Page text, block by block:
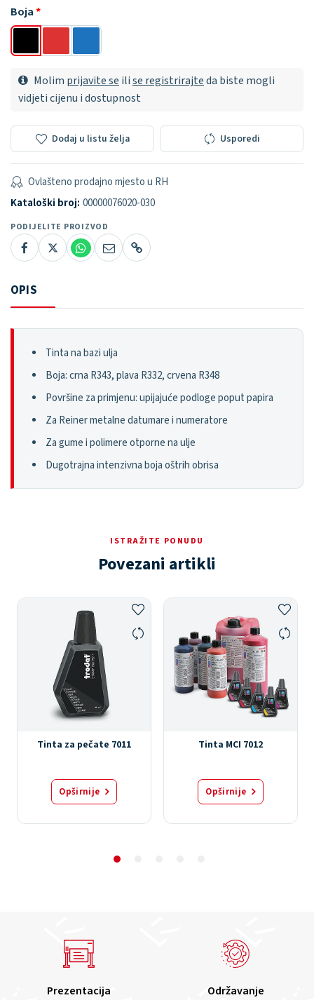
Boja
Molim prijavite se ilise registrirajteda biste mogli
vidjeti cijenu i dostupnost
Dodaj u listu želja Usporedi
Ovlašteno prodajno mjesto u RH
Kataloški broj: 00000076020-030
PODIJELITE PROIZVOD
OPIS
Tinta na bazi ulja
Boja: crna R343, plava R332, crvena R348
Površine za primjenu: upijajuće podloge poput papira
Za Reiner metalne datumare i numeratore
Za gume i polimere otporne na ulje
Dugotrajna intenzivna boja oštrih obrisa
ISTRAŽITE PONUDU
Povezani artikli
Tinta za pečate 7011
Opširnije
Tinta MCI 7012
Opširnije
Prezentacija Održavanje